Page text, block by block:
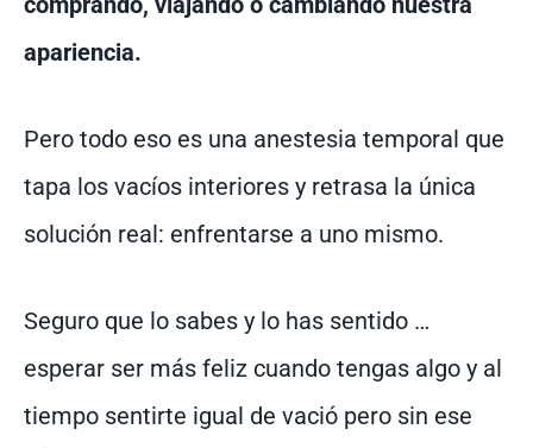
apariencia.
Pero todo eso es una anestesia temporal que
tapa los vacíos interiores y retrasa la única
solución real: enfrentarse a uno mismo.
Seguro que lo sabes y lo has sentido …
esperar ser más feliz cuando tengas algo y al
tiempo sentirte igual de vació pero sin ese